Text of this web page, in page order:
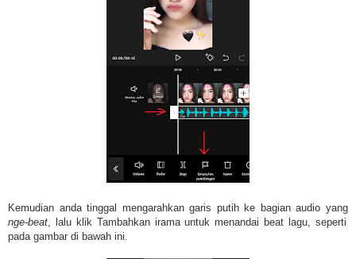
Kemudian anda tinggal mengarahkan garis putih ke bagian audio yang
nge-beat , lalu klik Tambahkan irama untuk menandai beat lagu, seperti
pada gambar di bawah ini.